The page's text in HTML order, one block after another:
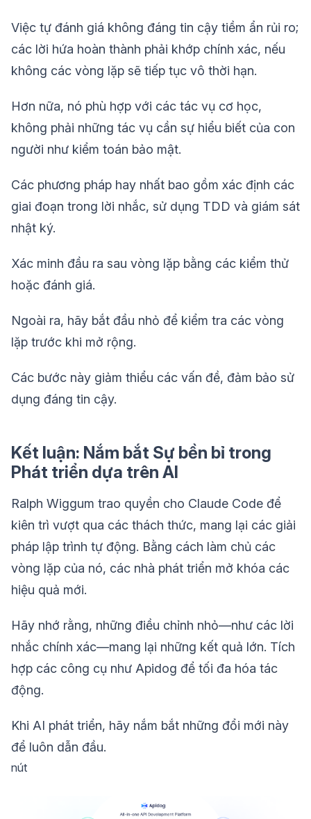
Việc tự đánh giá không đáng tin cậy tiềm ẩn rủi ro;
các lời hứa hoàn thành phải khớp chính xác, nếu
không các vòng lặp sẽ tiếp tục vô thời hạn.
Hơn nữa, nó phù hợp với các tác vụ cơ học,
không phải những tác vụ cần sự hiểu biết của con
người như kiểm toán bảo mật.
Các phương pháp hay nhất bao gồm xác định các
giai đoạn trong lời nhắc, sử dụng TDD và giám sát
nhật ký.
Xác minh đầu ra sau vòng lặp bằng các kiểm thử
hoặc đánh giá.
Ngoài ra, hãy bắt đầu nhỏ để kiểm tra các vòng
lặp trước khi mở rộng.
Các bước này giảm thiểu các vấn đề, đảm bảo sử
dụng đáng tin cậy.
Kết luận: Nắm bắt Sự bền bỉ trong
Phát triển dựa trên AI
Ralph Wiggum trao quyền cho Claude Code để
kiên trì vượt qua các thách thức, mang lại các giải
pháp lập trình tự động. Bằng cách làm chủ các
vòng lặp của nó, các nhà phát triển mở khóa các
hiệu quả mới.
Hãy nhớ rằng, những điều chỉnh nhỏ—như các lời
nhắc chính xác—mang lại những kết quả lớn. Tích
hợp các công cụ như Apidog để tối đa hóa tác
động.
Khi AI phát triển, hãy nắm bắt những đổi mới này
để luôn dẫn đầu.
nút